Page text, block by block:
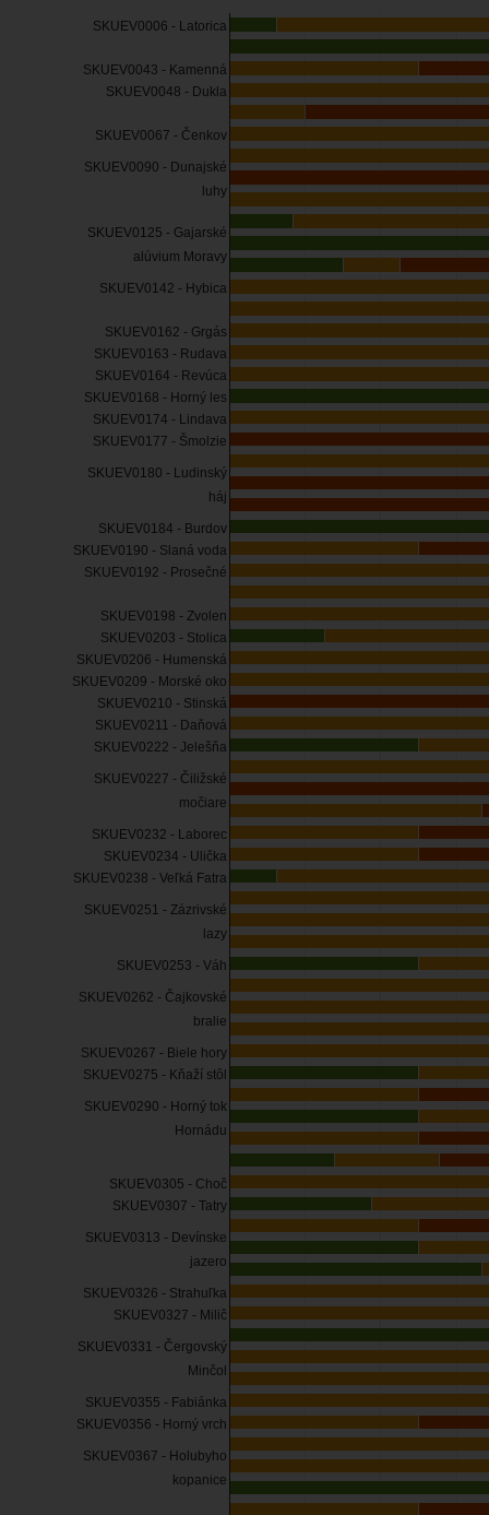
SKUEV0006 - Latorica
SKUEV0043 - Kamenná
SKUEV0048 - Dukla
SKUEV0067 - Čenkov
SKUEV0090 - Dunajské
luhy
SKUEV0125 - Gajarské
alúvium Moravy
SKUEV0142 - Hybica
SKUEV0162 - Grgás
SKUEV0163 - Rudava
SKUEV0164 - Revúca
SKUEV0168 - Horný les
SKUEV0174 - Lindava
SKUEV0177 - Šmolzie
SKUEV0180 - Ludinský
háj
SKUEV0184 - Burdov
SKUEV0190 - Slaná voda
SKUEV0192 - Prosečné
SKUEV0198 - Zvolen
SKUEV0203 - Stolica
SKUEV0206 - Humenská
SKUEV0209 - Morské oko
SKUEV0210 - Stinská
SKUEV0211 - Daňová
SKUEV0222 - Jelešňa
SKUEV0227 - Čiližské
močiare
SKUEV0232 - Laborec
SKUEV0234 - Ulička
SKUEV0238 - Veľká Fatra
SKUEV0251 - Zázrivské
lazy
SKUEV0253 - Váh
SKUEV0262 - Čajkovské
bralie
SKUEV0267 - Biele hory
SKUEV0275 - Kňaží stôl
SKUEV0290 - Horný tok
Hornádu
SKUEV0305 - Choč
SKUEV0307 - Tatry
SKUEV0313 - Devínske
jazero
SKUEV0326 - Strahuľka
SKUEV0327 - Milič
SKUEV0331 - Čergovský
Minčol
SKUEV0355 - Fabiánka
SKUEV0356 - Horný vrch
SKUEV0367 - Holubyho
kopanice